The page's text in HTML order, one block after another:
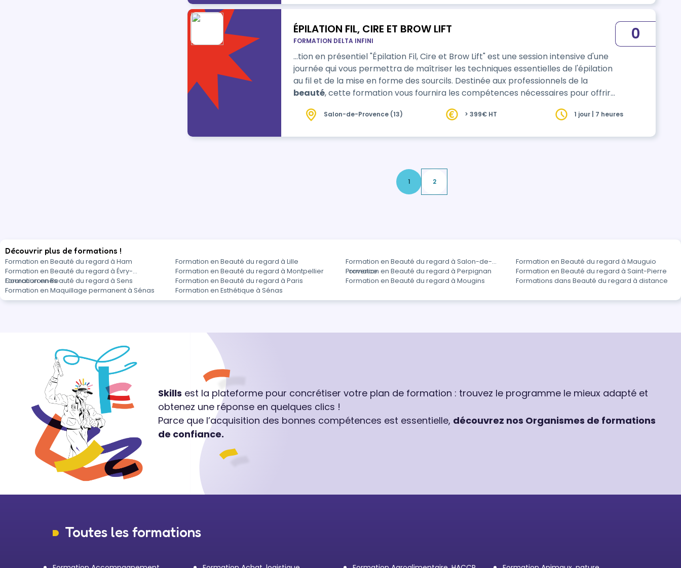
ÉPILATION FIL, CIRE ET BROW LIFT
FORMATION DELTA INFINI
…tion en présentiel "Épilation Fil, Cire et Brow Lift" est une session intensive d'une
journée qui vous permettra de maîtriser les techniques essentielles de l'épilation
au fil et de la mise en forme des sourcils. Destinée aux professionnels de la
beauté, cette formation vous fournira les compétences nécessaires pour offrir
d'hygiène et de sécurité. Idéale pour enrichir votre expertise et répondre aux
0
Salon-de-Provence (13) > 399€ HT 1 jour | 7 heures
1 2
Découvrir plus de formations !
Formation en Beauté du regard à Ham Formation en Beauté du regard à Lille
Formation en Beauté du regard à Salon-de-
Provence
Formation en Beauté du regard à Mauguio
Formation en Beauté du regard à Évry-
Courcouronnes
Formation en Beauté du regard à Montpellier Formation en Beauté du regard à Perpignan
Formation en Beauté du regard à Saint-Pierre
Formation en Beauté du regard à Sens
Formation en Beauté du regard à Paris Formation en Beauté du regard à Mougins
Formations dans Beauté du regard à distance
Formation en Maquillage permanent à Sénas
Formation en Esthétique à Sénas
Skills est la plateforme pour concrétiser votre plan de formation : trouvez le programme le mieux adapté et
obtenez une réponse en quelques clics !
Parce que l’acquisition des bonnes compétences est essentielle, découvrez nos Organismes de formations
de confiance.
Toutes les formations